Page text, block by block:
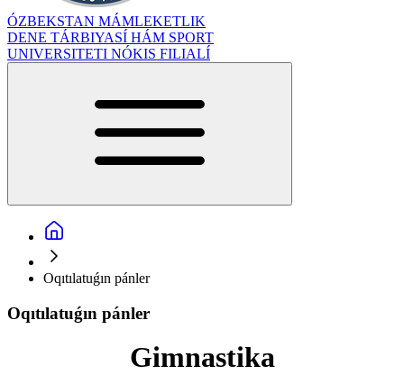
ÓZBEKSTAN MÁMLEKETLIK
DENE TÁRBIYASÍ HÁM SPORT
UNIVERSITETI NÓKIS FILIALÍ
Oqıtılatuǵın pánler
Oqıtılatuǵın pánler
Gimnastika